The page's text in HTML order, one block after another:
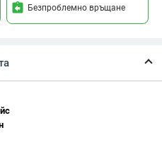
assignment_return Безпроблемно връщане